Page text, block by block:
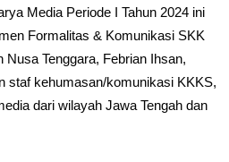
Media Periode I Tahun 2024 ini
Formalitas & Komunikasi SKK
Tenggara, Febrian Ihsan,
staf kehumasan/komunikasi KKKS,
dari wilayah Jawa Tengah dan